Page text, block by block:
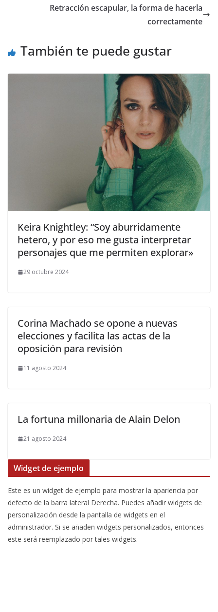
Retracción escapular, la forma de hacerla
correctamente
También te puede gustar
​Keira Knightley: “Soy aburridamente
hetero, y por eso me gusta interpretar
personajes que me permiten explorar»
29 octubre 2024
Corina Machado se opone a nuevas
elecciones y facilita las actas de la
oposición para revisión
11 agosto 2024
La fortuna millonaria de Alain Delon
21 agosto 2024
Widget de ejemplo
Este es un widget de ejemplo para mostrar la apariencia por
defecto de la barra lateral Derecha. Puedes añadir widgets de
personalización desde la pantalla de widgets en el
administrador. Si se añaden widgets personalizados, entonces
este será reemplazado por tales widgets.